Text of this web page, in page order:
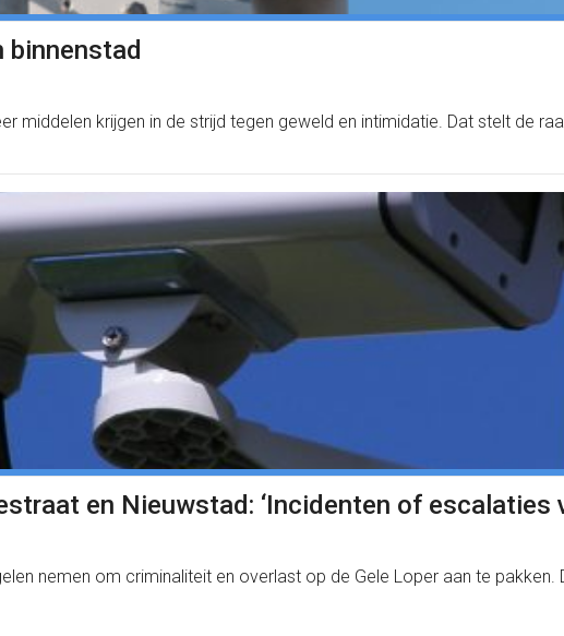
binnenstad
middelen krijgen in de strijd tegen geweld en intimidatie. Dat stelt de
en Nieuwstad: ‘Incidenten of escalaties
nemen om criminaliteit en overlast op de Gele Loper aan te